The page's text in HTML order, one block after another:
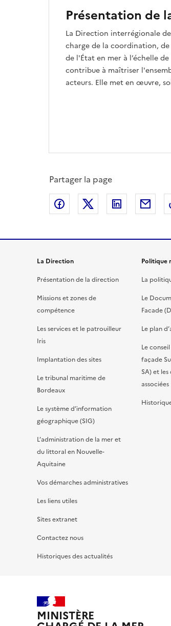
Présentation de
La Direction interrégionale
charge de la coordination,
de l'État en mer à l’échelle
contribue à maîtriser
acteurs. Elle met en œuvre,
Partager la page
Partager sur Facebook
Partager sur X
Partager
La Direction
Présentation de la direction
Missions et zones de
compétence
Les services et le patrouilleur
Iris
Implantation des sites
Le tribunal maritime de
Bordeaux
Le système d’information
géographique (SIG)
L’administration de la mer et
du littoral en Nouvelle-
Aquitaine
Vos démarches administratives
Les liens utiles
Sites extranet
Contactez nous
Historiques des actualités
Politique
La
Le
Facade
Le plan
Le
façade
SA) et
associées
MINISTÈRE